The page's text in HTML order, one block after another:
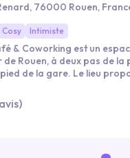
76000 Rouen,
Cosy Intimiste
& Coworking est un
Rouen, à deux pas de la
de la gare. Le lieu
formations,
professionnels.